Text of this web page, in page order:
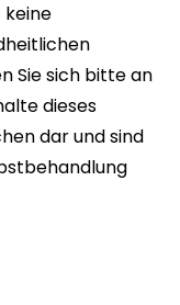
Sie sich bitte an
dieses
dar und sind